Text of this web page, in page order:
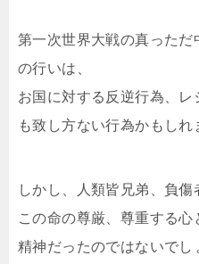
第一次世界大戦の真った
の行いは、
お国に対する反逆行為、
も致し方ない行為かもしれ
しかし、人類皆兄弟、負傷
この命の尊厳、尊重する
精神だったのではないでし